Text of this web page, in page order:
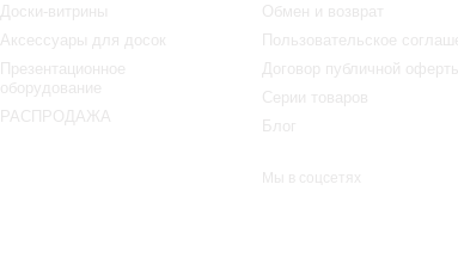
Доски-витрины
Аксессуары для досок
Презентационное
оборудование
РАСПРОДАЖА
Обмен и возврат
Пользовательское
Договор публичной оферты
Серии товаров
Блог
Мы в соцсетях